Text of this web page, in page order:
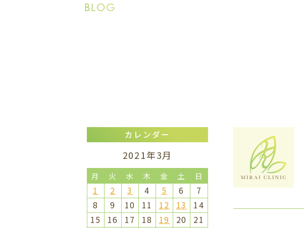
BLOG
カレンダー
2021年3月
月 火 水 木 金 土 日
1 2 3 4 5 6
7
8
9 10 11 12 13
14
15
16 17 18 19 20
21